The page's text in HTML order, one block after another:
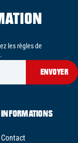
les règles de
ENVOYER
INFORMATIONS
Contact